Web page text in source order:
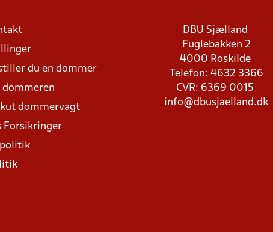
du en dommer
dommeren
dommervagt
Forsikringer
DBU Sjælland
Fuglebakken 2
4000 Roskilde
Telefon: 4632 3366
CVR: 6369 0015
info@dbusjaelland.dk